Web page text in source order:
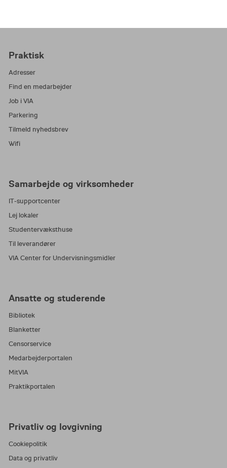
Praktisk
Adresser
Find en medarbejder
Job i VIA
Parkering
Tilmeld nyhedsbrev
Wifi
Samarbejde og virksomheder
IT-supportcenter
Lej lokaler
Studentervæksthuse
Til leverandører
VIA Center for Undervisningsmidler
Ansatte og studerende
Bibliotek
Blanketter
Censorservice
Medarbejderportalen
MitVIA
Praktikportalen
Privatliv og lovgivning
Cookiepolitik
Data og privatliv